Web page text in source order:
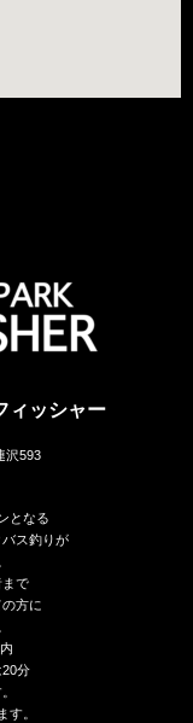
ィッシャー
沢593
となる
ス釣りが
まで
方に
分
す。